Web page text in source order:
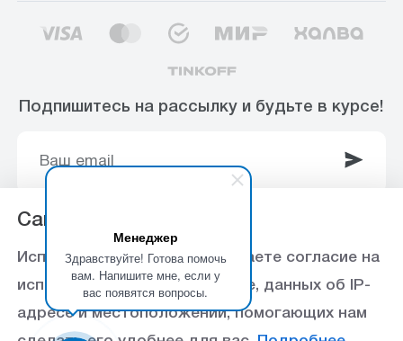
Менеджер
Здравствуйте! Готова помочь
вам. Напишите мне, если у
вас появятся вопросы.
Подпишитесь на рассылку и будьте в курсе!
© 2003-2025 Интернет-магазин ООО
«Стройоптторг» р/с 40702810360000102415 в
Ставропольское отделение №5230 ПАО Сбербанк,
БИК 040702615
Сайт использует Cookie
Используя данный сайт, вы даете согласие на
использование файлов cookie, данных об IP-
адресе и местоположении, помогающих нам